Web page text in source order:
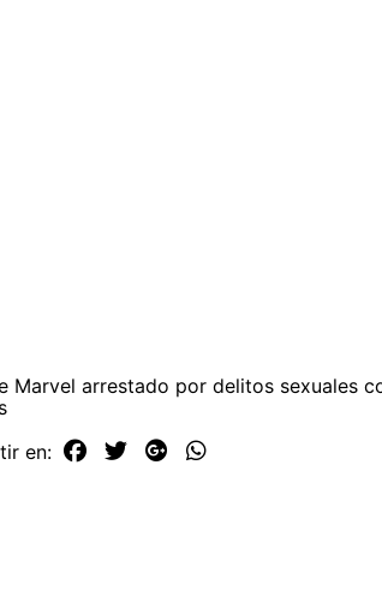
Marvel arrestado por delitos sexuales
en: